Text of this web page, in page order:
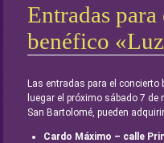
Entradas
benéfico
Las entradas para el concierto
luegar el próximo sábado 7
San Bartolomé, pueden
Cardo Máximo – calle